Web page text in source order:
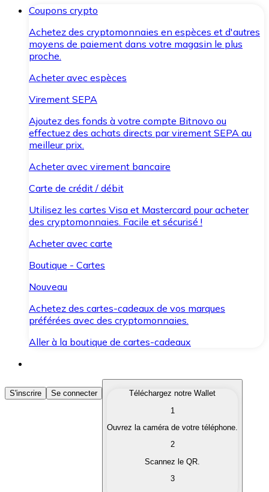
Coupons crypto
Achetez des cryptomonnaies en espèces et d'autres
moyens de paiement dans votre magasin le plus
proche.
Acheter avec espèces
Virement SEPA
Ajoutez des fonds à votre compte Bitnovo ou
effectuez des achats directs par virement SEPA au
meilleur prix.
Acheter avec virement bancaire
Carte de crédit / débit
Utilisez les cartes Visa et Mastercard pour acheter
des cryptomonnaies. Facile et sécurisé !
Acheter avec carte
Boutique - Cartes
Nouveau
Achetez des cartes-cadeaux de vos marques
préférées avec des cryptomonnaies.
Aller à la boutique de cartes-cadeaux
Acheter des Cryptomonnaies
Achetez les cryptomonnaies qui vous intéressent
Convertissez vos cryptomonnaies en monnaie
S'inscrire Se connecter
Téléchargez notre Wallet
1
Ouvrez la caméra de votre téléphone.
2
Scannez le QR.
3